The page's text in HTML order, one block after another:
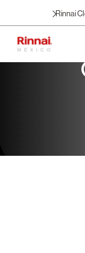
Rinnai